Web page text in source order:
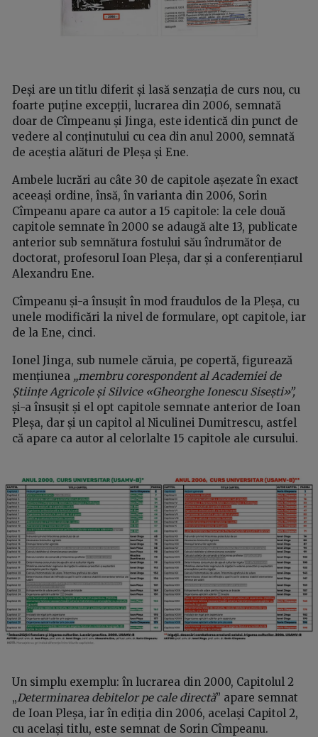
Deși are un titlu diferit și lasă senzația de curs nou, cu
foarte puține excepții, lucrarea din 2006, semnată
doar de Cîmpeanu și Jinga, este identică din punct de
vedere al conținutului cu cea din anul 2000, semnată
de aceștia alături de Pleșa și Ene.
Ambele lucrări au câte 30 de capitole așezate în exact
aceeași ordine, însă, în varianta din 2006, Sorin
Cîmpeanu apare ca autor a 15 capitole: la cele două
capitole semnate în 2000 se adaugă alte 13, publicate
anterior sub semnătura fostului său îndrumător de
doctorat, profesorul Ioan Pleșa, dar și a conferențiarul
Alexandru Ene.
Cîmpeanu și-a însușit în mod fraudulos de la Pleșa, cu
unele modificări la nivel de formulare, opt capitole, iar
de la Ene, cinci.
Ionel Jinga, sub numele căruia, pe copertă, figurează
mențiunea „membru corespondent al Academiei de
Științe Agricole și Silvice «Gheorghe Ionescu Sisești»”,
și-a însușit și el opt capitole semnate anterior de Ioan
Pleșa, dar și un capitol al Niculinei Dumitrescu, astfel
că apare ca autor al celorlalte 15 capitole ale cursului.
Un simplu exemplu: în lucrarea din 2000, Capitolul 2
„Determinarea debitelor pe cale directă” apare semnat
de Ioan Pleșa, iar în ediția din 2006, același Capitol 2,
cu același titlu, este semnat de Sorin Cîmpeanu.